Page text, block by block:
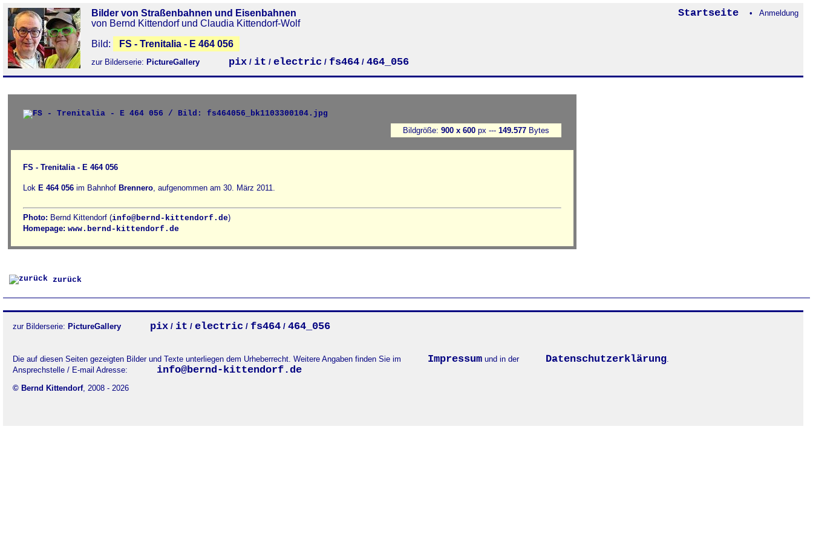
Bilder von Straßenbahnen und Eisenbahnen
von Bernd Kittendorf und Claudia Kittendorf-Wolf
Bild:
FS - Trenitalia - E 464 056
Startseite • Anmeldung
zur Bilderserie: PictureGallery pix / it / electric / fs464 / 464_056
Bildgröße: 900 x 600 px --- 149.577 Bytes
FS - Trenitalia - E 464 056
Lok E 464 056 im Bahnhof Brennero, aufgenommen am 30. März 2011.
Photo: Bernd Kittendorf (info@bernd-kittendorf.de)
Homepage: www.bernd-kittendorf.de
zurück
zur Bilderserie: PictureGallery pix / it / electric / fs464 / 464_056
Die auf diesen Seiten gezeigten Bilder und Texte unterliegen dem Urheberrecht. Weitere Angaben finden Sie im Impressum und in der Datenschutzerklärung.
Ansprechstelle / E-mail Adresse:
info@bernd-kittendorf.de
© Bernd Kittendorf, 2008 - 2026